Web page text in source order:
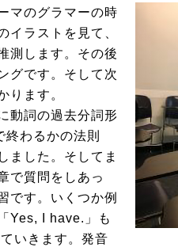
マのグラマーの時
イラストを見て、
測します。その後
グです。そして次
ります。
動詞の過去分詞形
わるかの法則
ました。そしてま
で質問をしあっ
です。いくつか例
Yes, I have.」も
いきます。発音